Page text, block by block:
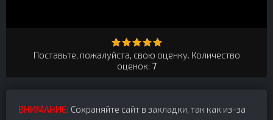
Поставьте, пожалуйста, свою оценку. Количество
оценок: 7
ВНИМАНИЕ: Сохраняйте сайт в закладки, так как из-за